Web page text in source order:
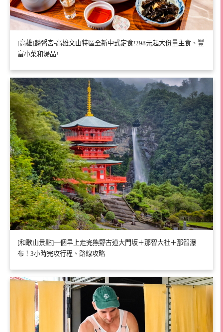
[高雄]麟粥宮-高雄文山特區全新中式定食!298元起大份量主食、豐
富小菜和湯品!
[和歌山景點]一個早上走完熊野古道大門坂＋那智大社＋那智瀑
布！3小時完攻行程、路線攻略